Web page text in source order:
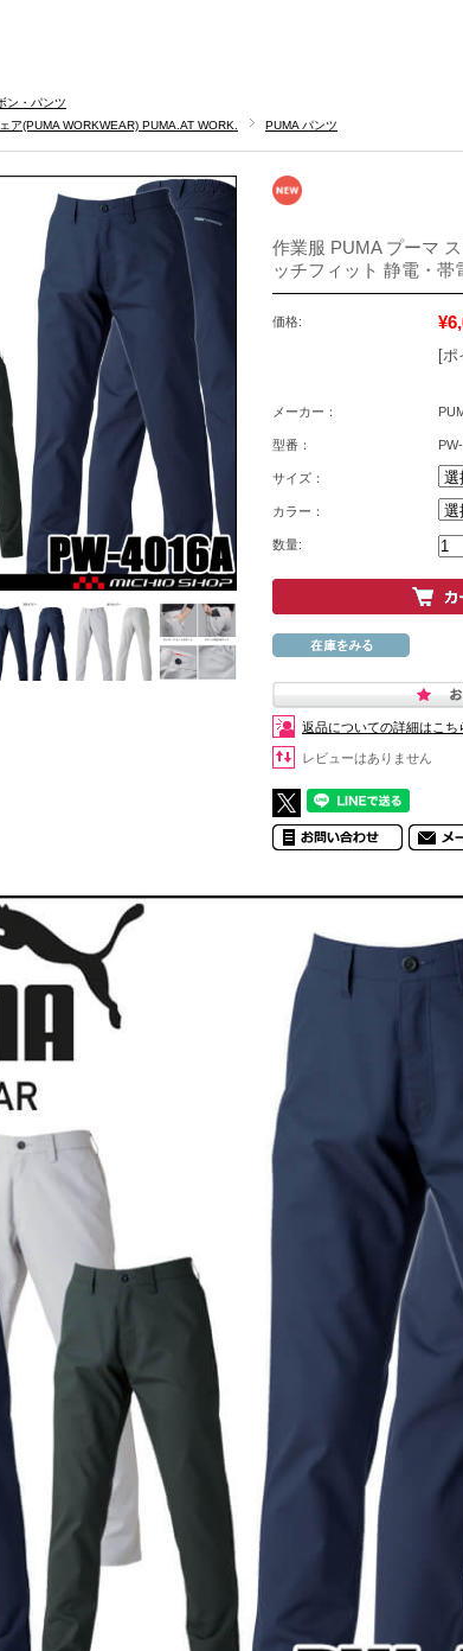
ン・パンツ
ア(PUMA WORKWEAR) PUMA.AT WORK. PUMA パンツ
作業服 PUMA プーマ
ッチフィット 静電・帯
価格:
[ポ
メーカー：
型番：
サイズ：
カラー：
数量:
返品についての詳細はこち
レビューはありません